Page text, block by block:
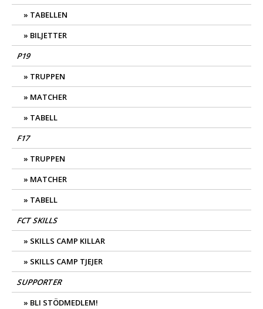
TABELLEN
BILJETTER
P19
TRUPPEN
MATCHER
TABELL
F17
TRUPPEN
MATCHER
TABELL
FCT SKILLS
SKILLS CAMP KILLAR
SKILLS CAMP TJEJER
SUPPORTER
BLI STÖDMEDLEM!